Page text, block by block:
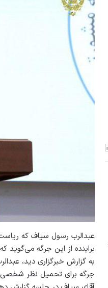
عبدالرب رسول سیاف که
براینده از این جرگه
جرگه برای تحمیل نظر شخصی